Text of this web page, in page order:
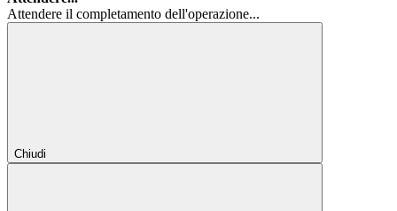
Attendere il completamento dell'operazione...
Chiudi